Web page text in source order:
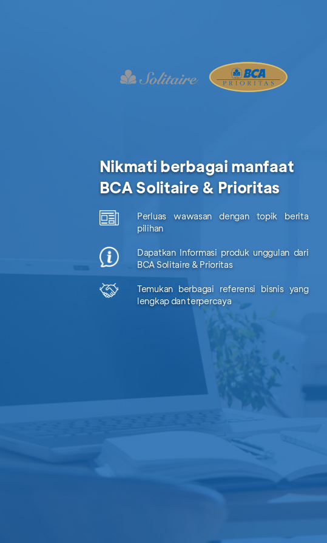
Nikmati berbagai manfaat
BCA Solitaire & Prioritas
Perluas wawasan dengan topik berita
pilihan
Dapatkan Informasi produk unggulan dari
BCA Solitaire & Prioritas
Temukan berbagai referensi bisnis yang
lengkap dan terpercaya